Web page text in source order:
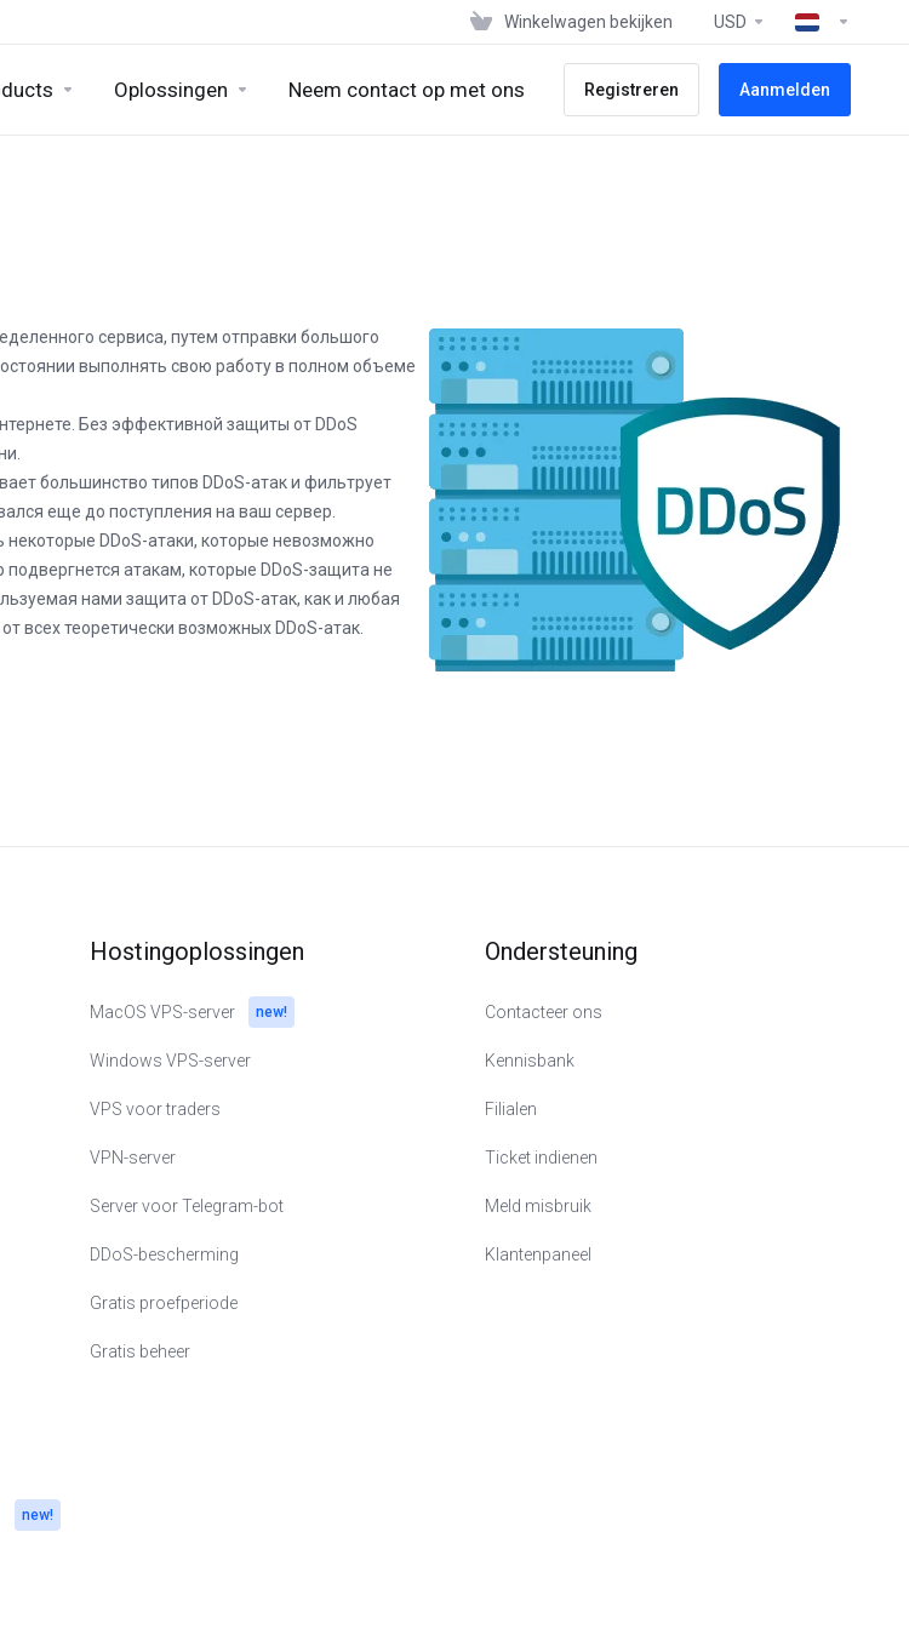
Winkelwagen bekijken USD
Oplossingen Neem contact op met ons Registreren Aanmelden
сервиса, путем отправки большого
выполнять свою работу в полном объеме
Без эффективной защиты от DDoS
большинство типов DDoS-атак и фильтрует
еще до поступления на ваш сервер.
некоторые DDoS-атаки, которые невозможно
атакам, которые DDoS-защита не
нами защита от DDoS-атак, как и любая
всех теоретически возможных DDoS-атак.
new!
Hostingoplossingen
MacOS VPS-server new!
Windows VPS-server
VPS voor traders
VPN-server
Server voor Telegram-bot
DDoS-bescherming
Gratis proefperiode
Gratis beheer
Ondersteuning
Contacteer ons
Kennisbank
Filialen
Ticket indienen
Meld misbruik
Klantenpaneel